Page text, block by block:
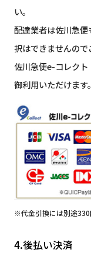
い。
配達業者は佐川急
択はできませんので
佐川急便e-コレクト
御利用いただけます。
※代金引換には別途
4.後払い決済